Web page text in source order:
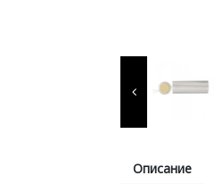
краски,
Описание